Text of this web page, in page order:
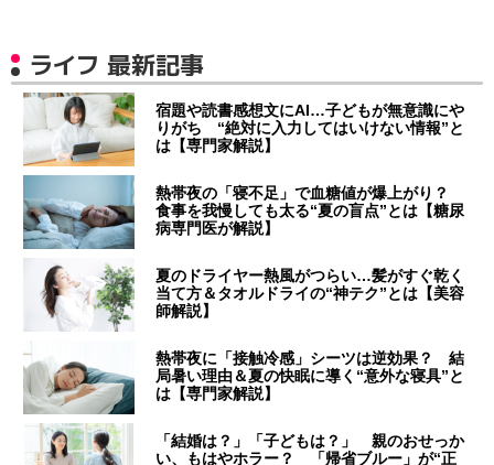
ライフ 最新記事
宿題や読書感想文にAI…子どもが無意識にや
りがち “絶対に入力してはいけない情報”と
は【専門家解説】
熱帯夜の「寝不足」で血糖値が爆上がり？
食事を我慢しても太る“夏の盲点”とは【糖尿
病専門医が解説】
夏のドライヤー熱風がつらい…髪がすぐ乾く
当て方＆タオルドライの“神テク”とは【美容
師解説】
熱帯夜に「接触冷感」シーツは逆効果？ 結
局暑い理由＆夏の快眠に導く“意外な寝具”と
は【専門家解説】
「結婚は？」「子どもは？」 親のおせっか
い、もはやホラー？ 「帰省ブルー」が“正